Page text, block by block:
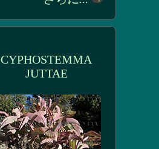
CYPHOSTEMMA
JUTTAE